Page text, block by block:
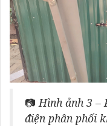
📷Hình ảnh 3 –
điện phân phối